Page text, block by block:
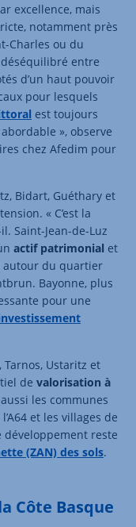
excellence, mais
notamment près
Charles ou du
entre
d’un haut pouvoir
pour lesquels
est toujours
», observe
chez Afedim pour
Bidart, Guéthary et
« C’est la
Saint-Jean-de-Luz
actif patrimonial et
autour du quartier
Bayonne, plus
pour une
Tarnos, Ustaritz et
de valorisation à
les communes
et les villages de
développement reste
(ZAN) des sols.
Côte Basque